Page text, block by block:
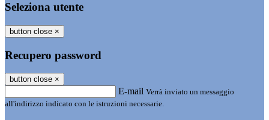
Seleziona utente
button close ×
Recupero password
button close ×
E-mail Verrà inviato un messaggio
all'indirizzo indicato con le istruzioni necessarie.